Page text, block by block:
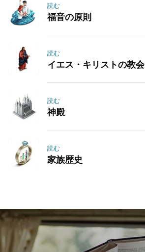
読む
福音の原則
読む
イエス・キリストの教会
読む
神殿
読む
家族歴史